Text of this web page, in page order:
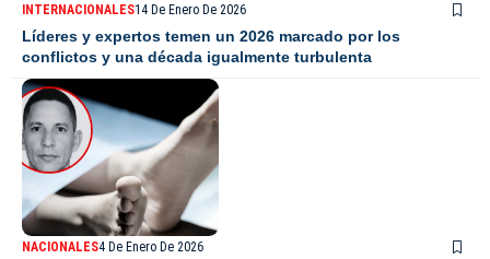
INTERNACIONALES14 De Enero De 2026
Líderes y expertos temen un 2026 marcado por los
conflictos y una década igualmente turbulenta
NACIONALES4 De Enero De 2026